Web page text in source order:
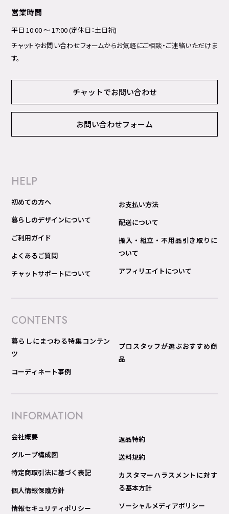
営業時間
平日 10:00 ～ 17:00 (定休日：土日祝)
チャットやお問い合わせフォームからお気軽にご相談・ご連絡いただけま
す。
チャットでお問い合わせ
お問い合わせフォーム
HELP
初めての方へ
暮らしのデザインについて
ご利用ガイド
よくあるご質問
チャットサポートについて
お支払い方法
配送について
搬入・組立・不用品引き取りに
ついて
アフィリエイトについて
CONTENTS
暮らしにまつわる特集コンテン
ツ
コーディネート事例
プロスタッフが選ぶおすすめ商
品
INFORMATION
会社概要
グループ構成図
特定商取引法に基づく表記
個人情報保護方針
情報セキュリティポリシー
返品特約
送料規約
カスタマーハラスメントに対す
る基本方針
ソーシャルメディアポリシー